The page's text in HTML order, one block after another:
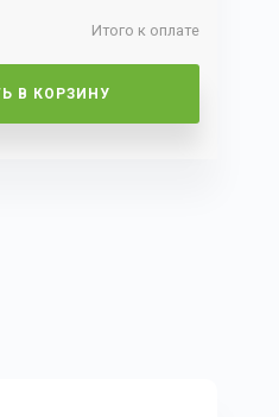
Итого к оплате
В КОРЗИНУ